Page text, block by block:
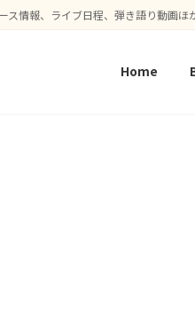
情報、ライブ日程、弾き語り動画ほ
Home